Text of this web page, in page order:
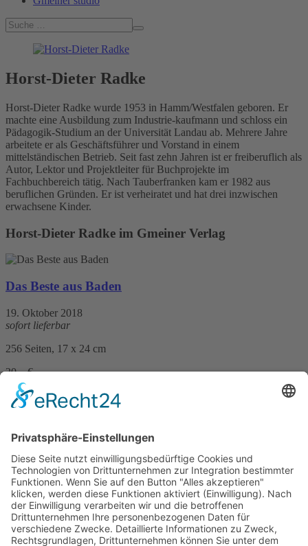
Horst-Dieter Radke
Horst-Dieter Radke wurde 1953 in Hamm/Westfalen geboren. Er
machte eine Ausbildung zum Industrie-kaufmann und schloss ein
Pädagogik-Studium an der Universität Landau ab. Mehrere Jahre
arbeitete er als Geschäftsführer und Vorstand in einem
mittelständischen Betrieb. Seit fast zehn Jahren ist er freiberuflich als
Autor, Lektor und Projektleiter für Buchprojekte im
Fachbuchbereich tätig. Nach Tauberfranken kam er 1982 aus
beruflichen Gründen. Er ist verheiratet und hat drei inzwischen
erwachsene Kinder.
Horst-Dieter Radke im Gmeiner Verlag
Das Beste aus Baden
19. Oktober 2018
sofort lieferbar
256 Seiten, 17 x 24 cm
20,– €
mehr Infos …
Alles fließt in Tauberfranken
18. März 2013
sofort lieferbar
192 Seiten, 14 x 21 cm